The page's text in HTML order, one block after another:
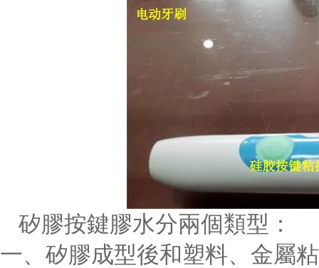
矽膠按鍵膠水分兩個類型：
一、矽膠成型後和塑料、金屬